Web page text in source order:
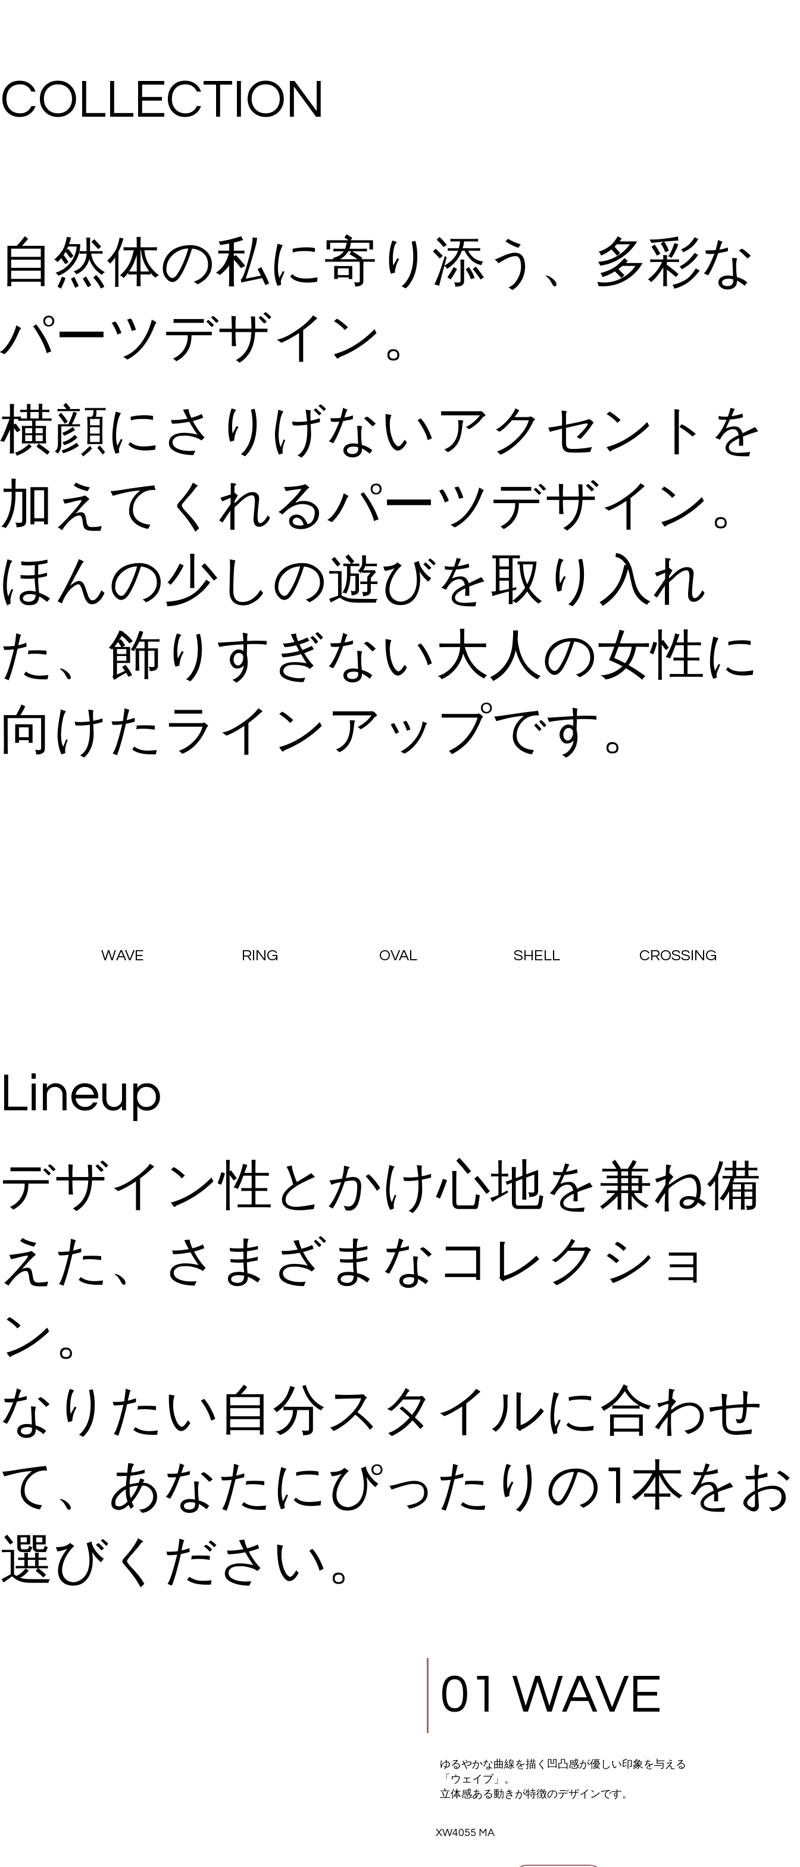
COLLECTION
自然体の私に寄り添う、多彩な
パーツデザイン。
横顔にさりげないアクセントを
加えてくれるパーツデザイン。
ほんの少しの遊びを取り入れ
た、飾りすぎない大人の女性に
向けたラインアップです。
WAVE RING OVAL SHELL CROSSING
Lineup
デザイン性とかけ心地を兼ね備
えた、さまざまなコレクショ
ン。
なりたい自分スタイルに合わせ
て、あなたにぴったりの1本をお
選びください。
01 WAVE
ゆるやかな曲線を描く凹凸感が優しい印象を与える
「ウェイブ」。
立体感ある動きが特徴のデザインです。
​XW4055 MA